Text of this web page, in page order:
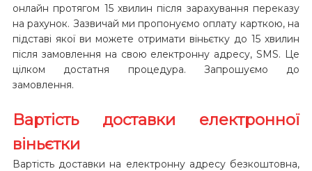
онлайн протягом 15 хвилин після зарахування переказу
на рахунок. Зазвичай ми пропонуємо оплату карткою, на
підставі якої ви можете отримати віньєтку до 15 хвилин
після замовлення на свою електронну адресу, SMS. Це
цілком достатня процедура. Запрошуємо до
замовлення.
Вартість доставки електронної
віньєтки
Вартість доставки на електронну адресу безкоштовна,